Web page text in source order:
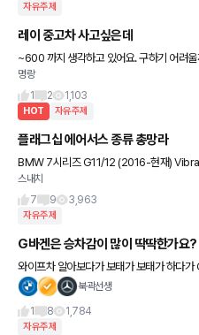
자유주제
레이 중고차 사고싶은데
~600 까지 생각하고 있어요. 구하기 어려울
찾아봐도 가격이 명확하게 나온곳이 쉽게 찾
명랑
1
2 1,103
HOT 자유주제
플래그십 에어서스 종류 총망라
BMW 7시리즈 G11/12 (2016-현재)
o. BMW가 F바디까지 꾸준히 쓰던 콘티넨탈
하고 G바디부터 새롭게 채택한 독일 Vibraco
스내치
7
9 3,963
자유주제
G바겐은 승차감이 많이 딱딱한가요?
와이프차 알아보다가 보태가 보태가 하다
네요.. 혹 타보시거나 오너분들 말씀좀 여쭙
북곽선생
1
8 1,784
자유주제